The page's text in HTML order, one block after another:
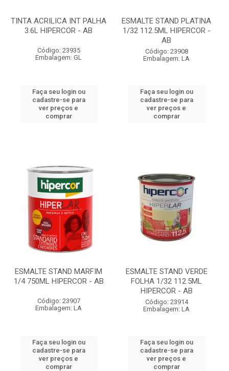
TINTA ACRILICA INT PALHA
3.6L HIPERCOR - AB
Código: 23935
Embalagem: GL
Faça seu login ou
cadastre-se para
ver preços e
comprar
ESMALTE STAND PLATINA
1/32 112.5ML HIPERCOR -
AB
Código: 23908
Embalagem: LA
Faça seu login ou
cadastre-se para
ver preços e
comprar
ESMALTE STAND MARFIM
1/4 750ML HIPERCOR - AB
Código: 23907
Embalagem: LA
Faça seu login ou
cadastre-se para
ver preços e
comprar
ESMALTE STAND VERDE
FOLHA 1/32 112.5ML
HIPERCOR - AB
Código: 23914
Embalagem: LA
Faça seu login ou
cadastre-se para
ver preços e
comprar